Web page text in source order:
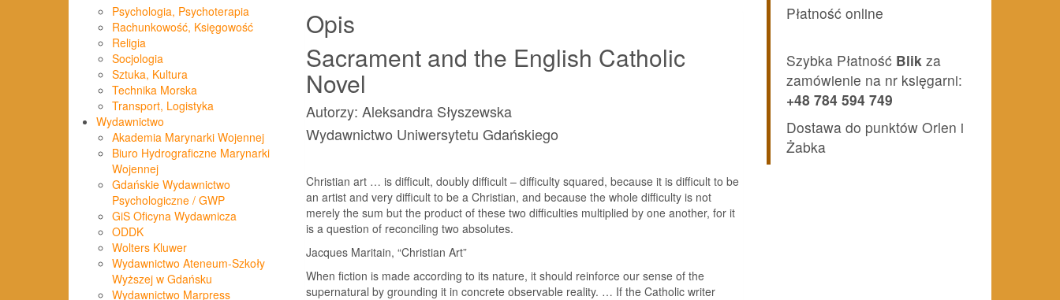
Psychologia, Psychoterapia
Rachunkowość, Księgowość
Religia
Socjologia
Sztuka, Kultura
Technika Morska
Transport, Logistyka
Wydawnictwo
Akademia Marynarki Wojennej
Biuro Hydrograficzne Marynarki
Wojennej
Gdańskie Wydawnictwo
Psychologiczne / GWP
GiS Oficyna Wydawnicza
ODDK
Wolters Kluwer
Wydawnictwo Ateneum-Szkoły
Wyższej w Gdańsku
Wydawnictwo Marpress
Opis
Sacrament and the English Catholic
Novel
Autorzy: Aleksandra Słyszewska
Wydawnictwo Uniwersytetu Gdańskiego
Christian art … is difficult, doubly difficult – difficulty squared, because it is difficult to be
an artist and very difficult to be a Christian, and because the whole difficulty is not
merely the sum but the product of these two difficulties multiplied by one another, for it
is a question of reconciling two absolutes.
Jacques Maritain, “Christian Art”
When fiction is made according to its nature, it should reinforce our sense of the
supernatural by grounding it in concrete observable reality. … If the Catholic writer
Płatność online
Szybka Płatność Blik za
zamówienie na nr księgarni:
+48 784 594 749
Dostawa do punktów Orlen i
Żabka